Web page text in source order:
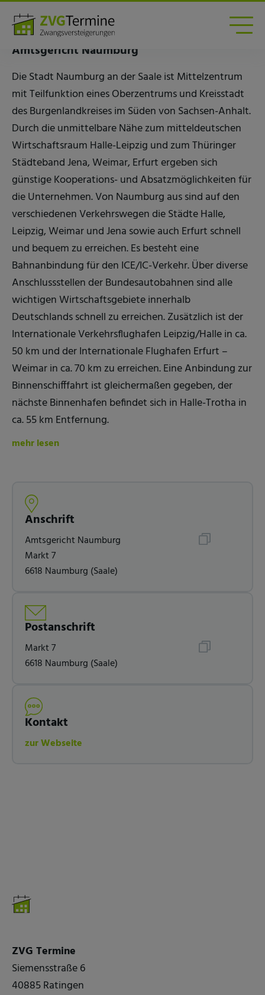
Zwangsversteigerungen am Amtsgericht
Naumburg
Amtsgericht Naumburg
Die Stadt Naumburg an der Saale ist Mittelzentrum
mit Teilfunktion eines Oberzentrums und Kreisstadt
des Burgenlandkreises im Süden von Sachsen-Anhalt.
Durch die unmittelbare Nähe zum mitteldeutschen
Wirtschaftsraum Halle-Leipzig und zum Thüringer
Städteband Jena, Weimar, Erfurt ergeben sich
günstige Kooperations- und Absatzmöglichkeiten für
die Unternehmen. Von Naumburg aus sind auf den
verschiedenen Verkehrswegen die Städte Halle,
Leipzig, Weimar und Jena sowie auch Erfurt schnell
und bequem zu erreichen. Es besteht eine
Bahnanbindung für den ICE/IC-Verkehr. Über diverse
Anschlussstellen der Bundesautobahnen sind alle
wichtigen Wirtschaftsgebiete innerhalb
Deutschlands schnell zu erreichen. Zusätzlich ist der
Internationale Verkehrsflughafen Leipzig/Halle in ca.
50 km und der Internationale Flughafen Erfurt –
Weimar in ca. 70 km zu erreichen. Eine Anbindung zur
Binnenschifffahrt ist gleichermaßen gegeben, der
nächste Binnenhafen befindet sich in Halle-Trotha in
ca. 55 km Entfernung.
mehr lesen
Anschrift
Amtsgericht Naumburg
Markt 7
6618 Naumburg (Saale)
Postanschrift
Markt 7
6618 Naumburg (Saale)
Kontakt
zur Webseite
ZVG Termine
Siemensstraße 6
40885 Ratingen